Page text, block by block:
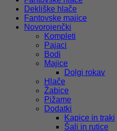
Dekliške hlače
Fantovske majice
Novorojenčki
Kompleti
Pajaci
Bodi
Majice
Dolgi rokav
Hlače
Žabice
Pižame
Dodatki
Kapice in traki
Šali in rutice